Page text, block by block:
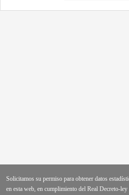
Solicitamos su permiso para obtener datos
en esta web, en cumplimiento del Real Decreto-